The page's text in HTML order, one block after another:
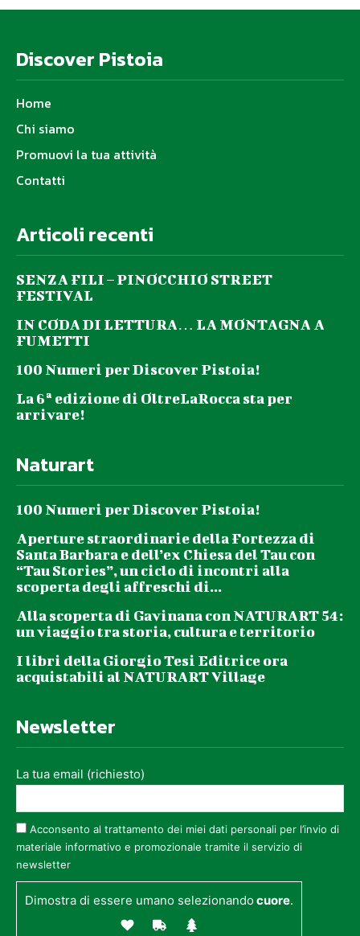
Discover Pistoia
Home
Chi siamo
Promuovi la tua attività
Contatti
Articoli recenti
SENZA FILI – PINOCCHIO STREET
FESTIVAL
IN CODA DI LETTURA… LA MONTAGNA A
FUMETTI
100 Numeri per Discover Pistoia!
La 6ª edizione di OltreLaRocca sta per
arrivare!
Naturart
100 Numeri per Discover Pistoia!
Aperture straordinarie della Fortezza di
Santa Barbara e dell’ex Chiesa del Tau con
“Tau Stories”, un ciclo di incontri alla
scoperta degli affreschi di...
Alla scoperta di Gavinana con NATURART 54:
un viaggio tra storia, cultura e territorio
I libri della Giorgio Tesi Editrice ora
acquistabili al NATURART Village
Newsletter
La tua email (richiesto)
Acconsento al trattamento dei miei dati personali per l’invio di
materiale informativo e promozionale tramite il servizio di
newsletter
Dimostra di essere umano selezionandocuore.